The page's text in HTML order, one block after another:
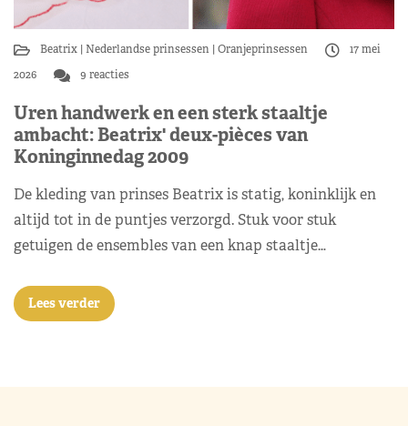
Beatrix Nederlandse prinsessen Oranjeprinsessen
17 mei
2026
9 reacties
Uren handwerk en een sterk staaltje
ambacht: Beatrix' deux-pièces van
Koninginnedag 2009
De kleding van prinses Beatrix is statig, koninklijk en
altijd tot in de puntjes verzorgd. Stuk voor stuk
getuigen de ensembles van een knap staaltje…
Lees verder